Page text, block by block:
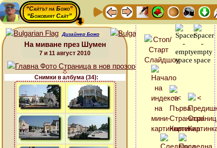
“Сайтът на Божо”
“Божовият Сайт”
Дизайнер Божо
На миване през Шумен
7 и 11 август 2010
Снимки в албума (34):